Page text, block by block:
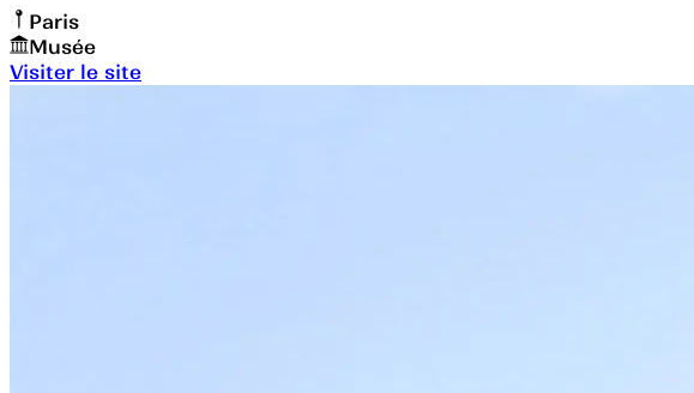
Paris
Musée
Visiter le site